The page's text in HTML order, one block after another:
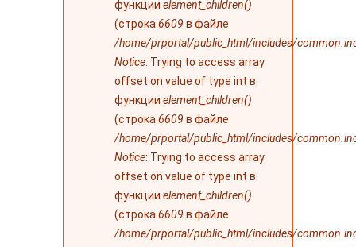
функции element_children()
(строка 6609 в файле
/home/prportal/public_html/includes/
Notice: Trying to access array
offset on value of type int в
функции element_children()
(строка 6609 в файле
/home/prportal/public_html/includes/
Notice: Trying to access array
offset on value of type int в
функции element_children()
(строка 6609 в файле
/home/prportal/public_html/includes/